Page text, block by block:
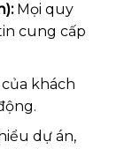
Mọi quy
cung cấp
khách
dự án,